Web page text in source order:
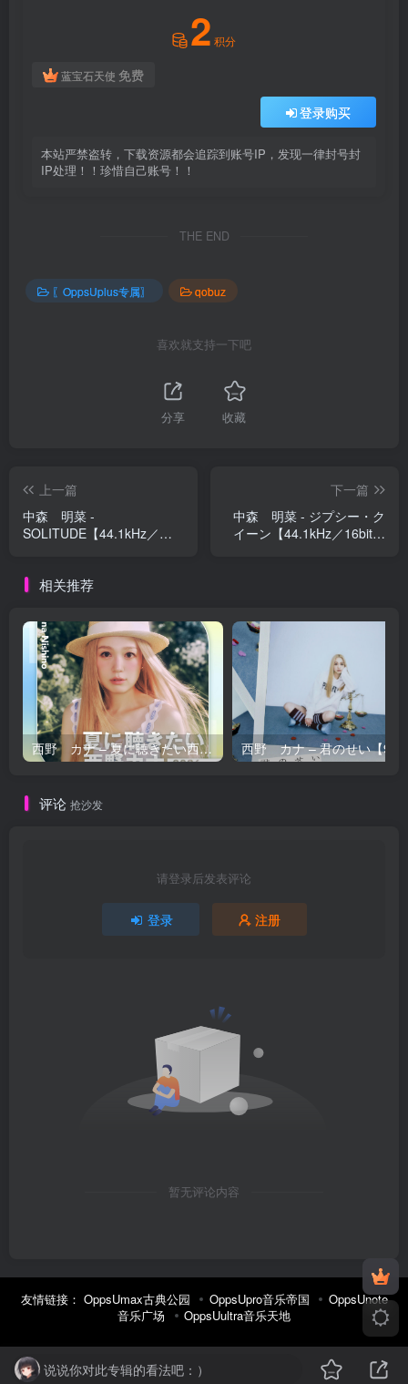
2 积分
蓝宝石天使 免费
登录购买
本站严禁盗转，下载资源都会追踪到账号IP，发现一律封号封
IP处理！！珍惜自己账号！！
THE END
〖OppsUplus专属〗 qobuz
喜欢就支持一下吧
分享 收藏
上一篇
中森 明菜 -
SOLITUDE【44.1kHz／
下一篇
中森 明菜 - ジプシー・ク
イーン【44.1kHz／16bit】
相关推荐
西野 カナ – 夏に聴きたい西野カナ2026【44.1kHz／16bit】日本区
评论 抢沙发
请登录后发表评论
登录 注册
暂无评论内容
友情链接： OppsUmax古典公园 OppsUpro音乐帝国
OppsUnote
音乐广场
OppsUultra音乐天地
说说你对此专辑的看法吧：）